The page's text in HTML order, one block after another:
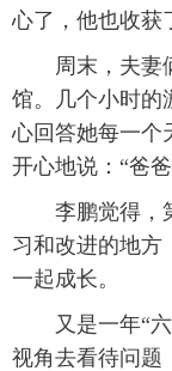
心了，他也收获
周末，夫妻俩
馆。几个小时的
心回答她每一个
开心地说：“爸
李鹏觉得，第
习和改进的地方
一起成长。
又是一年“六
视角去看待问题